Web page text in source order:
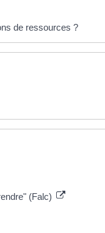
de ressources ?
(Falc)